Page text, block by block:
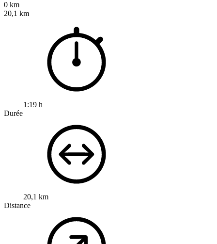
0 km
20,1 km
1:19 h
Durée
20,1 km
Distance